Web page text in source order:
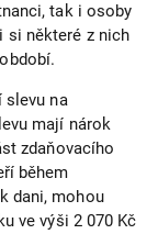
tak i osoby
si některé z nich
slevu na
mají nárok
zdaňovacího
během
dani, mohou
ve výši 2 070 Kč